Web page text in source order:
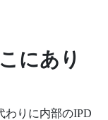
にあり
わりに内部のIPD